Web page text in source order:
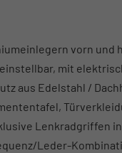
vorn
mit
aus Edelstahl /
Lenkradgriffen
Leder-